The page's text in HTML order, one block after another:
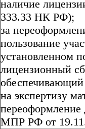
наличие
333.33 НК РФ);
за
пользование
установленном
лицензионный
обеспечивающий
на экспертизу
переоформление
МПР РФ от